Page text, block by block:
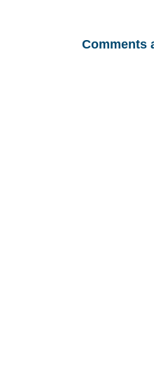
Comments